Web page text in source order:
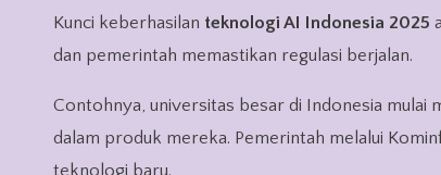
Kunci keberhasilan teknologi AI Indonesia 2025
dan pemerintah memastikan regulasi berjalan.
Contohnya, universitas besar di Indonesia mulai
dalam produk mereka. Pemerintah melalui
teknologi baru.